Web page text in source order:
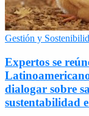
Gestión y
Expertos se
dialogar sobre
sustentabilidad